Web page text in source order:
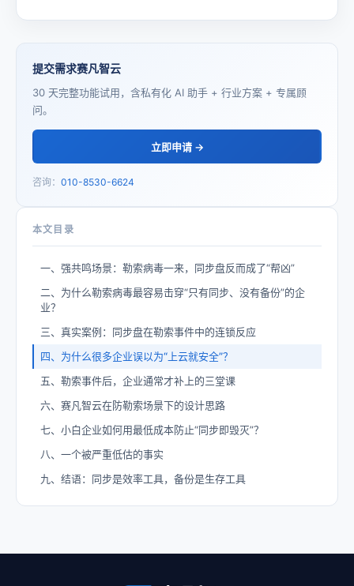
提交需求赛凡智云
30 天完整功能试用，含私有化 AI 助手 + 行业方案 + 专属顾
问。
立即申请 →
咨询： 010-8530-6624
本文目录
一、强共鸣场景：勒索病毒一来，同步盘反而成了“帮凶”
二、为什么勒索病毒最容易击穿“只有同步、没有备份”的企
业？
三、真实案例：同步盘在勒索事件中的连锁反应
四、为什么很多企业误以为“上云就安全”？
五、勒索事件后，企业通常才补上的三堂课
六、赛凡智云在防勒索场景下的设计思路
七、小白企业如何用最低成本防止“同步即毁灭”？
八、一个被严重低估的事实
九、结语：同步是效率工具，备份是生存工具